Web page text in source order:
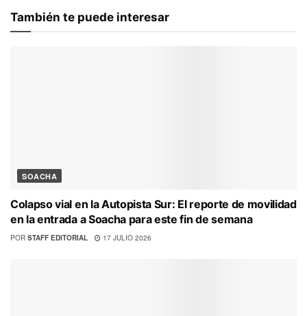
También te puede interesar
SOACHA
Colapso vial en la Autopista Sur: El reporte de movilidad
en la entrada a Soacha para este fin de semana
POR STAFF EDITORIAL 17 JULIO 2026